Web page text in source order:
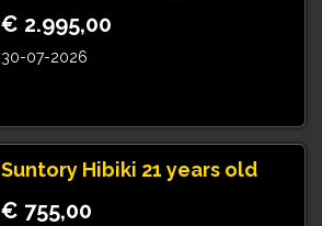
€ 2.995,00
30-07-2026
Suntory Hibiki 21 years old
€ 755,00